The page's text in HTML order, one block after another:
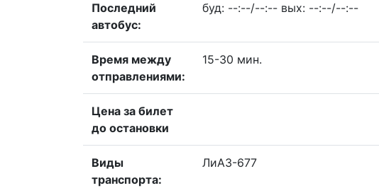
Последний
автобус:
буд: --:--/--:-- вых: --:--/--:--
Время между
отправлениями:
15-30 мин.
Цена за билет
до остановки
Виды
транспорта:
ЛиАЗ-677